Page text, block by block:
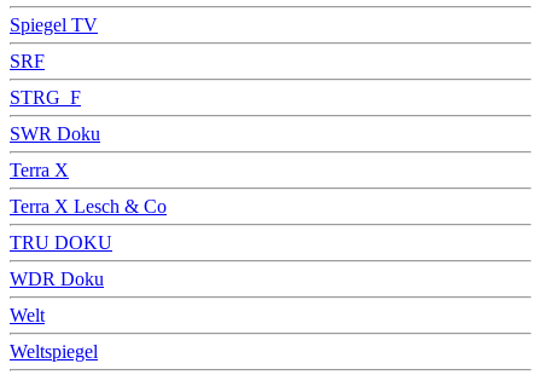
Spiegel TV
SRF
STRG_F
SWR Doku
Terra X
Terra X Lesch & Co
TRU DOKU
WDR Doku
Welt
Weltspiegel